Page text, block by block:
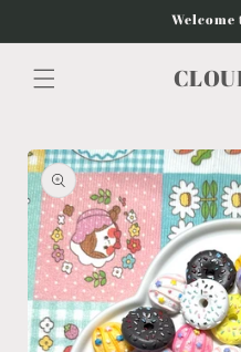
Passa alle
informazioni
sul
prodotto